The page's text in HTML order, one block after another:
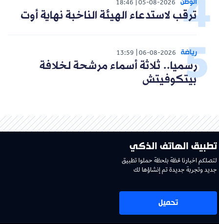
05-08-2026
18:46
ترقب لاستدعاء الهيئة الناخبة نهاية أوت
رياضة 06-08-2026
13:59
رسميا.. ثلاثة أسماء مرشحة لخلافة
بيتكوفيتش
تطبيق الهاتف الذكي
لتصلكم اخبارنا لحظة بلحظة حملوا تطبيق
جديد وتجربة جديدة تم إنشاؤها لك
تحميل